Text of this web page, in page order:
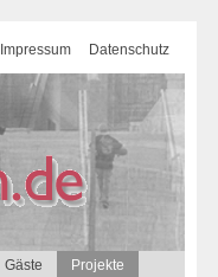
Impressum Datenschutz
Gäste
Projekte